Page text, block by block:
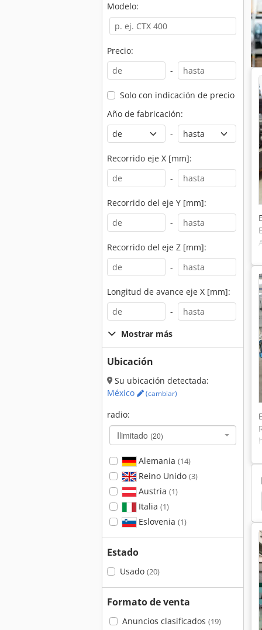
Modelo:
Precio:
-
Solo con indicación de precio
Año de fabricación:
-
Recorrido eje X [mm]:
-
Recorrido del eje Y [mm]:
-
Recorrido del eje Z [mm]:
-
Longitud de avance eje X [mm]:
-
Mostrar más
Ubicación
Su ubicación detectada:
México
(cambiar)
radio:
Ilimitado (20)
Alemania (14)
Reino Unido (3)
Austria (1)
Italia (1)
Eslovenia (1)
Estado
Usado (20)
Formato de venta
Anuncios clasificados (19)
Fresadoras Cnc